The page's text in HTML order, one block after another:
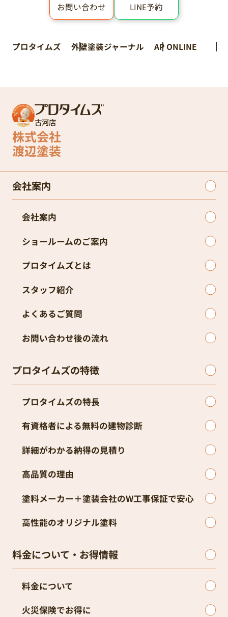
お問い合わせ LINE予約
プロタイムズ 外壁塗装ジャーナル AP ONLINE
古河店
株式会社
渡辺塗装
会社案内
会社案内
ショールームのご案内
プロタイムズとは
スタッフ紹介
よくあるご質問
お問い合わせ後の流れ
プロタイムズの特徴
プロタイムズの特長
有資格者による無料の建物診断
詳細がわかる納得の見積り
高品質の理由
塗料メーカー＋塗装会社のW工事保証で安心
高性能のオリジナル塗料
料金について・お得情報
料金について
火災保険でお得に